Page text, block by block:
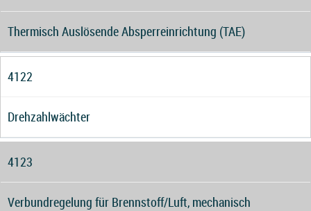
Thermisch Auslösende Absperreinrichtung (TAE)
4122
Drehzahlwächter
4123
Verbundregelung für Brennstoff/Luft, mechanisch